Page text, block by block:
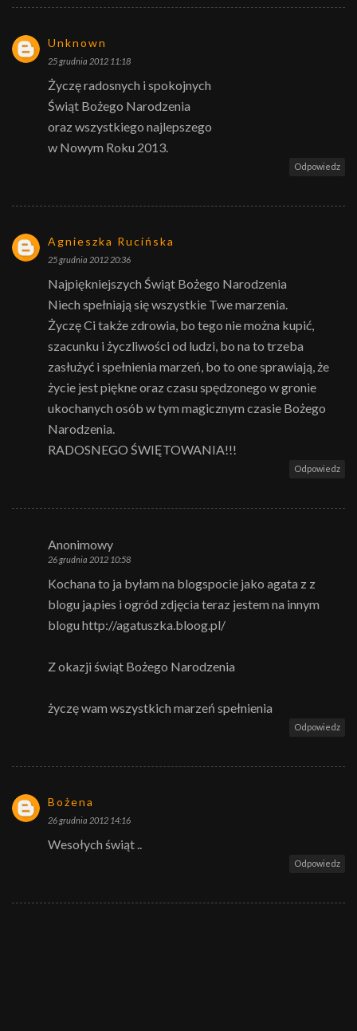
Unknown
25 grudnia 2012 11:18
Życzę radosnych i spokojnych
Świąt Bożego Narodzenia
oraz wszystkiego najlepszego
w Nowym Roku 2013.
Odpowiedz
Agnieszka Rucińska
25 grudnia 2012 20:36
Najpiękniejszych Świąt Bożego Narodzenia
Niech spełniają się wszystkie Twe marzenia.
Życzę Ci także zdrowia, bo tego nie można kupić,
szacunku i życzliwości od ludzi, bo na to trzeba
zasłużyć i spełnienia marzeń, bo to one sprawiają, że
życie jest piękne oraz czasu spędzonego w gronie
ukochanych osób w tym magicznym czasie Bożego
Narodzenia.
RADOSNEGO ŚWIĘTOWANIA!!!
Odpowiedz
Anonimowy
26 grudnia 2012 10:58
Kochana to ja byłam na blogspocie jako agata z z
blogu ja,pies i ogród zdjęcia teraz jestem na innym
blogu http://agatuszka.bloog.pl/
Z okazji świąt Bożego Narodzenia
życzę wam wszystkich marzeń spełnienia
Odpowiedz
Bożena
26 grudnia 2012 14:16
Wesołych świąt ..
Odpowiedz